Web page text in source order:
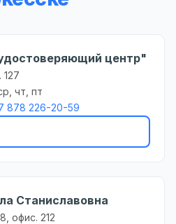
центр"
127
чт, пт
878 226-20-59
Станиславовна
офис. 212